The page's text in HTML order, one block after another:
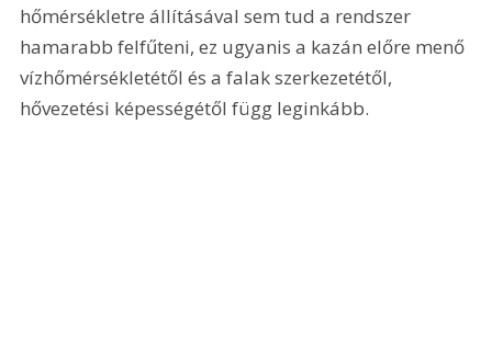
hőmérsékletre állításával sem tud a rendszer
hamarabb felfűteni, ez ugyanis a kazán előre menő
vízhőmérsékletétől és a falak szerkezetétől,
hővezetési képességétől függ leginkább.